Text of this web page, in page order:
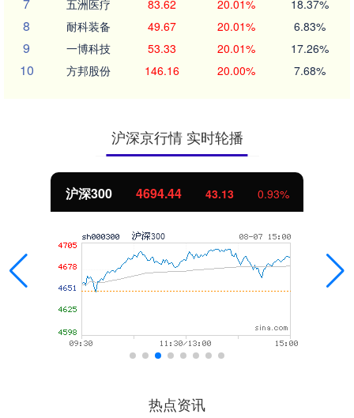
五洲医疗 83.62 20.01% 18.37%
8 耐科装备 49.67 20.01% 6.83%
9 一博科技 53.33 20.01% 17.26%
10 方邦股份 146.16 20.00% 7.68%
沪深京行情 实时轮播
北证50 1134.24 11.37 1.01%
热点资讯